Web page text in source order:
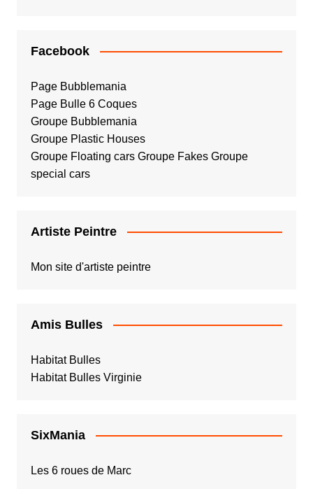
Facebook
Page Bubblemania
Page Bulle 6 Coques
Groupe Bubblemania
Groupe Plastic Houses
Groupe Floating cars Groupe Fakes Groupe
special cars
Artiste Peintre
Mon site d'artiste peintre
Amis Bulles
Habitat Bulles
Habitat Bulles Virginie
SixMania
Les 6 roues de Marc